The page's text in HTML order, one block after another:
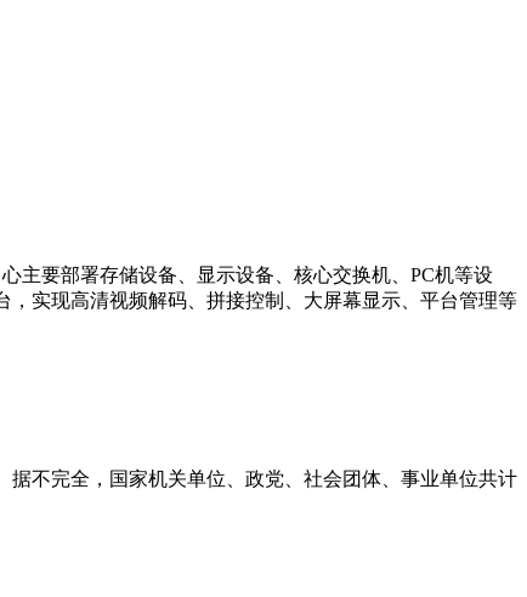
主要部署存储设备、显示设备、核心交换机、PC机等设
实现高清视频解码、拼接控制、大屏幕显示、平台管理等
不完全，国家机关单位、政党、社会团体、事业单位共计